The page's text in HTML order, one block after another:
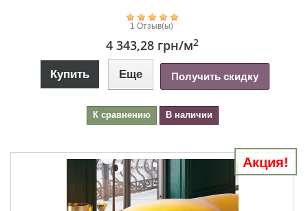
1 Отзыв(ы)
4 343,28 грн/м2
Купить Еще Получить скидку
К сравнению В наличии
Акция!